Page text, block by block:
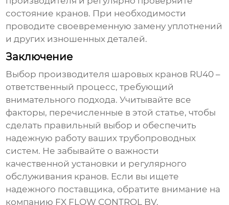
состояние кранов. При необходимости
проводите своевременную замену уплотнений
и других изношенных деталей.
Заключение
Выбор производителя шаровых кранов RU40 –
ответственный процесс, требующий
внимательного подхода. Учитывайте все
факторы, перечисленные в этой статье, чтобы
сделать правильный выбор и обеспечить
надежную работу ваших трубопроводных
систем. Не забывайте о важности
качественной установки и регулярного
обслуживания кранов. Если вы ищете
надежного поставщика, обратите внимание на
компанию FX FLOW CONTROL BV.